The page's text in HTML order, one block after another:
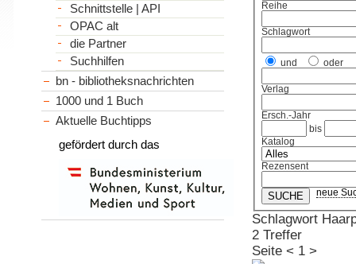
Reihe
Schlagwort
und oder
Verlag
Ersch.-Jahr
bis
Katalog
Rezensent
neue
Schlagwort
2 Treffer
Seite < 1 >
Schnittstelle | API
OPAC alt
die Partner
Suchhilfen
bn - bibliotheksnachrichten
1000 und 1 Buch
Aktuelle Buchtipps
gefördert durch das